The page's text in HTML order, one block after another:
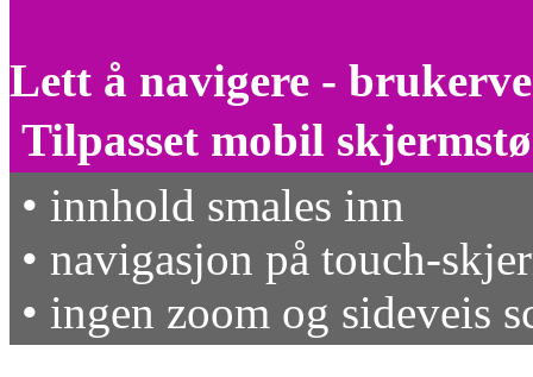
Lett å navigere -
Tilpasset mobil
• innhold smales inn
• navigasjon på touch-
• ingen zoom og sideveis